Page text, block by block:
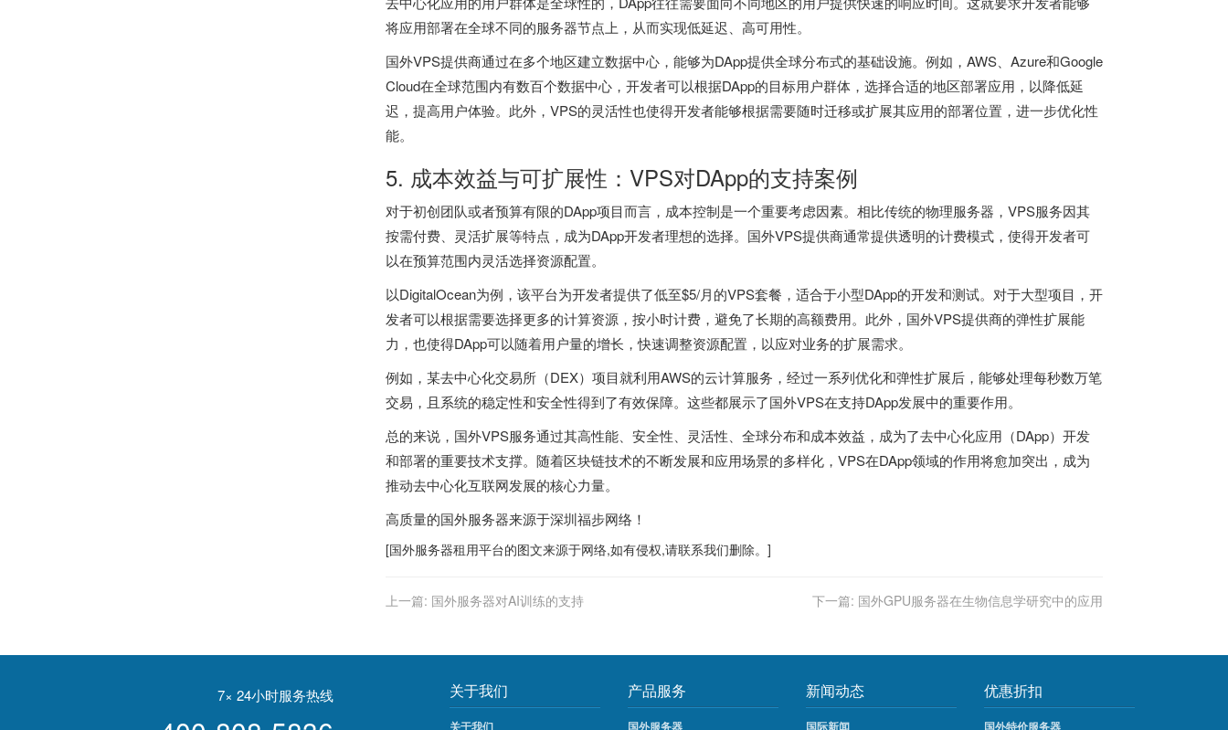
将应用部署在全球不同的服务器节点上，从而实现低延迟、高可用性。
国外VPS提供商通过在多个地区建立数据中心，能够为DApp提供全球分布式的基础设施。例如，AWS、Azure和Google
Cloud在全球范围内有数百个数据中心，开发者可以根据DApp的目标用户群体，选择合适的地区部署应用，以降低延
迟，提高用户体验。此外，VPS的灵活性也使得开发者能够根据需要随时迁移或扩展其应用的部署位置，进一步优化性
能。
5. 成本效益与可扩展性：VPS对DApp的支持案例
对于初创团队或者预算有限的DApp项目而言，成本控制是一个重要考虑因素。相比传统的物理服务器，VPS服务因其
按需付费、灵活扩展等特点，成为DApp开发者理想的选择。国外VPS提供商通常提供透明的计费模式，使得开发者可
以在预算范围内灵活选择资源配置。
以DigitalOcean为例，该平台为开发者提供了低至$5/月的VPS套餐，适合于小型DApp的开发和测试。对于大型项目，开
发者可以根据需要选择更多的计算资源，按小时计费，避免了长期的高额费用。此外，国外VPS提供商的弹性扩展能
力，也使得DApp可以随着用户量的增长，快速调整资源配置，以应对业务的扩展需求。
例如，某去中心化交易所（DEX）项目就利用AWS的云计算服务，经过一系列优化和弹性扩展后，能够处理每秒数万笔
交易，且系统的稳定性和安全性得到了有效保障。这些都展示了国外VPS在支持DApp发展中的重要作用。
总的来说，国外VPS服务通过其高性能、安全性、灵活性、全球分布和成本效益，成为了去中心化应用（DApp）开发
和部署的重要技术支撑。随着区块链技术的不断发展和应用场景的多样化，VPS在DApp领域的作用将愈加突出，成为
推动去中心化互联网发展的核心力量。
高质量的国外服务器来源于深圳福步网络！
[国外服务器租用平台的图文来源于网络,如有侵权,请联系我们删除。]
上一篇: 国外服务器对AI训练的支持 下一篇: 国外GPU服务器在生物信息学研究中的应用
7× 24小时服务热线 关于我们
关于我们
产品服务
国外服务器
新闻动态
国际新闻
优惠折扣
国外特价服务器